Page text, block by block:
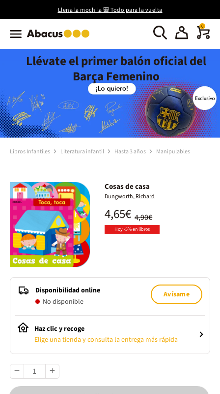
Llena la mochila 🎒 Todo para la vuelta
0
Llévate el primer balón oficial del
Barça Femenino
Libros Infantiles Literatura infantil Hasta 3 años Manipulables
Cosas de casa
Dungworth, Richard
4,90€
4,65€
Hoy -5% en libros
Disponibilidad online
No disponible
Avísame
Haz clic y recoge
Elige una tienda y consulta la entrega más rápida